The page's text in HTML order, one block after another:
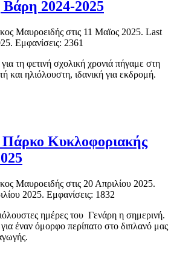
Βάρη 2024-2025
Μαυροειδής στις 11 Μαϊος 2025. Last
. Εμφανίσεις: 2361
τη φετινή σχολική χρονιά πήγαμε στη
και ηλιόλουστη, ιδανική για εκδρομή.
Πάρκο Κυκλοφοριακής
Μαυροειδής στις 20 Απριλίου 2025.
2025. Εμφανίσεις: 1832
ημέρες του Γενάρη η σημερινή.
έναν όμορφο περίπατο στο διπλανό μας